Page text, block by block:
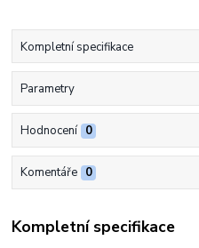
Kompletní specifikace
Parametry
Hodnocení 0
Komentáře 0
Kompletní specifikace